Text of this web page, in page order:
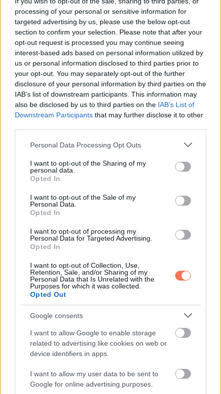
processing of your personal or sensitive information for
targeted advertising by us, please use the below opt-out
section to confirm your selection. Please note that after your
opt-out request is processed you may continue seeing
interest-based ads based on personal information utilized by
us or personal information disclosed to third parties prior to
your opt-out. You may separately opt-out of the further
disclosure of your personal information by third parties on the
IAB’s list of downstream participants. This information may
also be disclosed by us to third parties on the IAB’s List of
Downstream Participants that may further disclose it to other
Please note that this website/app uses one or more Google
not limited to your visit or usage behaviour. You may click to
grant or deny consent to Google and its third-party tags to
use your data for below specified purposes in below Google
consent section.
Personal Data Processing Opt Outs
I want to opt-out of the Sharing of my
personal data.
Opted In
I want to opt-out of the Sale of my
Personal Data.
Opted In
I want to opt-out of processing my
Personal Data for Targeted Advertising.
Opted In
I want to opt-out of Collection, Use,
Retention, Sale, and/or Sharing of my
Personal Data that Is Unrelated with the
Purposes for which it was collected.
Opted Out
Google consents
I want to allow Google to enable storage
related to advertising like cookies on web or
device identifiers in apps.
I want to allow my user data to be sent to
Google for online advertising purposes.
nyerhet. Ma jó alkalom nyílhat arra, hogy valakivel tisztább
alapokra helyezz egy kapcsolatot. A tanács az, hogy ne félj
választani, mert a halogatás is döntés. A Kék Hold segíthet
abban, hogy végre a saját békédet is fontosnak tartsd. Hét
év szerencse vár, ha kedvelés és a ‘sok szerencsét’ beírása
után gördítesz lejjebb!
Skorpió-Ma este a Kék Hold mélyebb érzéseket és
erősebb felismeréseket hozhat, mint amire számítasz.
csend, mert a másik nem mindig érti, mi zajlik benned. Ha
valami bánt, érdemes kimondani, de ne támadásként, hanem
őszinte vallomásként. Egyedülállóként olyan ember vonzhat,
munkában ma jól működik a megérzésed, ezért figyelj arra,
ha valami nem stimmel. Pénzügyekben ne engedd, hogy a
félelem vagy a bizalmatlanság vezessen. Az egészséged
szempontjából fontos, hogy ne fojtsd magadba a
adhat ahhoz, hogy lezárj valamit. Ma egy régi sérelem újra
eszedbe juthat, de már nem kell ugyanúgy reagálnod rá. Egy
beszélgetés segíthet abban, hogy tisztábban lásd valaki
valódi szándékát. A tanács az, hogy ne akard mindenáron
kontrollálni azt, ami változni akar. A Kék Hold segíthet
elengedni egy régi terhet, amely már túl sok helyet foglalt el
benned. Hét év szerencse vár, ha kedvelés és a ‘sok
szerencsét’ beírása után gördítesz lejjebb!